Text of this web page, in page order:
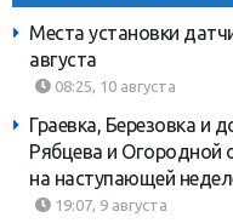
Места установки
августа
08:25, 10 августа
Граевка, Березовка и
Рябцева и Огородной
на наступающей
19:07, 9 августа